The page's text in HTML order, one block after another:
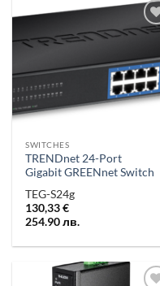
Добави в
SWITCHES
TRENDnet 24-Port
Gigabit GREENnet Switch
TEG-S24g
130,33€
254.90лв.